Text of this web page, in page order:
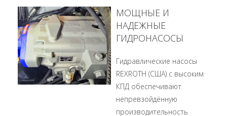
МОЩНЫЕ И
НАДЕЖНЫЕ
ГИДРОНАСОСЫ
Гидравлические насосы
REXROTH (США) с высоким
КПД обеспечивают
непревзойдённую
производительность